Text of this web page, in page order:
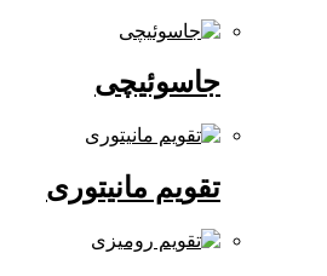
جاسوئیچی
تقویم مانیتوری